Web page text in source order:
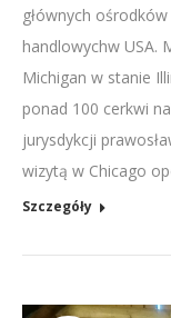
głównych
handlowychw USA.
Michigan w stanie
ponad 100 cerkwi
jurysdykcji
wizytą w Chicago
Szczegóły